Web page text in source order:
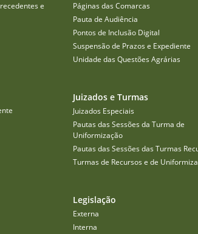
e
Páginas das Comarcas
Pauta de Audiência
Pontos de Inclusão Digital
Suspensão de Prazos e Expediente
Unidade das Questões Agrárias
Juizados e Turmas
Juizados Especiais
Pautas das Sessões da Turma de
Uniformização
Pautas das Sessões das Turmas
Turmas de Recursos e de
Legislação
Externa
Interna